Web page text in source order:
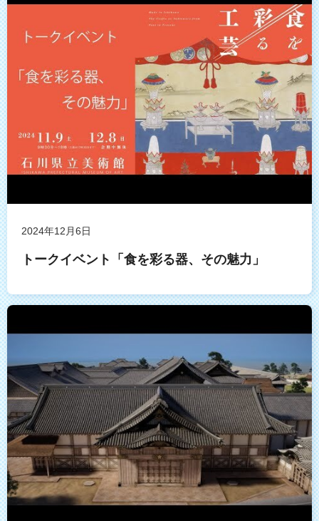
2024年12月6日
トークイベント「食を彩る器、その魅力」